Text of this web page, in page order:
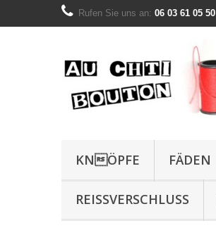
Rufen Sie uns an: 06 03 61 05 50
KNÖPFE FÄDEN
REISSVERSCHLUSS